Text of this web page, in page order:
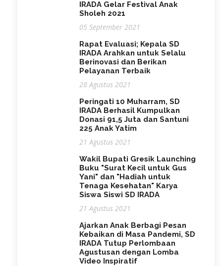
IRADA Gelar Festival Anak
Sholeh 2021
05 September 2021
Rapat Evaluasi; Kepala SD
IRADA Arahkan untuk Selalu
Berinovasi dan Berikan
Pelayanan Terbaik
28 Agustus 2021
Peringati 10 Muharram, SD
IRADA Berhasil Kumpulkan
Donasi 91,5 Juta dan Santuni
225 Anak Yatim
21 Agustus 2021
Wakil Bupati Gresik Launching
Buku "Surat Kecil untuk Gus
Yani" dan "Hadiah untuk
Tenaga Kesehatan" Karya
Siswa Siswi SD IRADA
21 Agustus 2021
Ajarkan Anak Berbagi Pesan
Kebaikan di Masa Pandemi, SD
IRADA Tutup Perlombaan
Agustusan dengan Lomba
Video Inspiratif